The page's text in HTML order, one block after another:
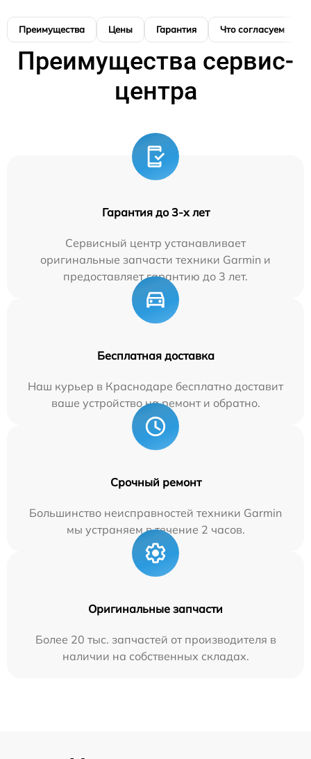
Преимущества Цены Гарантия Что согласуем
Преимущества сервис-
центра
Гарантия до 3-х лет
Сервисный центр устанавливает
оригинальные запчасти техники Garmin и
предоставляет гарантию до 3 лет.
Бесплатная доставка
Наш курьер в Краснодаре бесплатно доставит
ваше устройство на ремонт и обратно.
Срочный ремонт
Большинство неисправностей техники Garmin
мы устраняем в течение 2 часов.
Оригинальные запчасти
Более 20 тыс. запчастей от производителя в
наличии на собственных складах.